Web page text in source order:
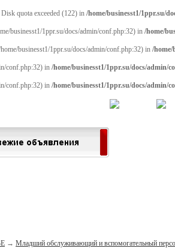
quota exceeded (122) in /home/businesst1/1ppr.su/
businesst1/1ppr.su/docs/admin/conf.php:32) in /home/
businesst1/1ppr.su/docs/admin/conf.php:32) in /home/
conf.php:32) in /home/businesst1/1ppr.su/docs/admin/
conf.php:32) in /home/businesst1/1ppr.su/docs/admin/
→Младший обслуживающий и вспомогательный